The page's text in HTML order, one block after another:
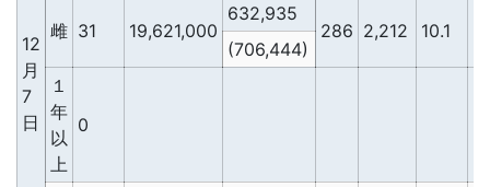
12
月
7
日
雌 31 19,621,000
632,935
286 2,212 10.1
(706,444)
１
年
以
上
0